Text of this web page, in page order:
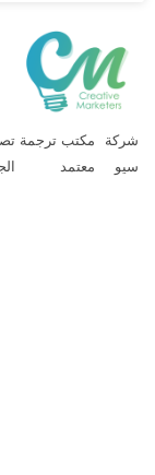
مكتب ترجمة
معتمد